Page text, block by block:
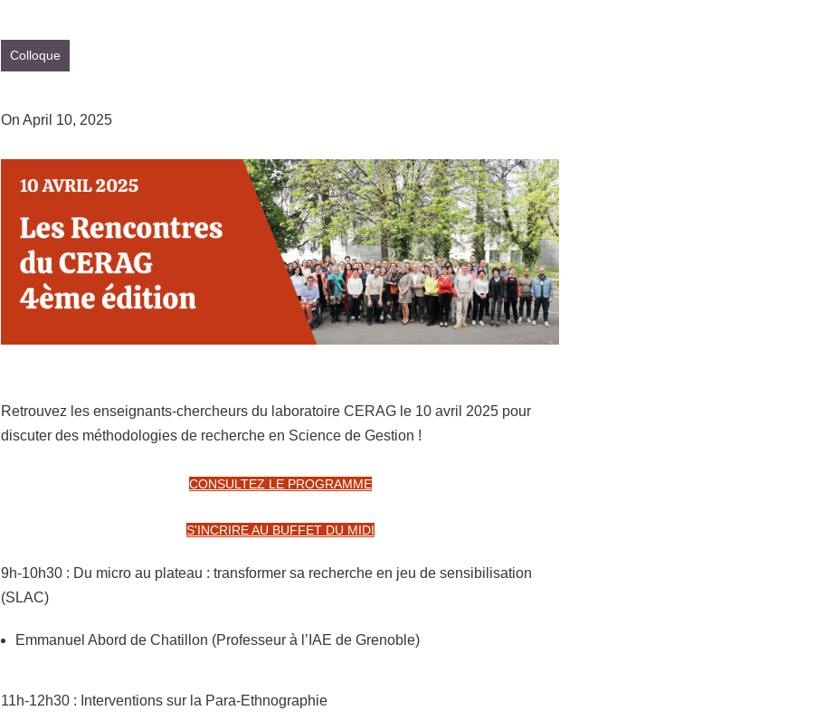
Colloque
On April 10, 2025
Retrouvez les enseignants-chercheurs du laboratoire CERAG le 10 avril 2025 pour
discuter des méthodologies de recherche en Science de Gestion !
CONSULTEZ LE PROGRAMME
S'INCRIRE AU BUFFET DU MIDI
9h-10h30 : Du micro au plateau : transformer sa recherche en jeu de sensibilisation
(SLAC)
Emmanuel Abord de Chatillon (Professeur à l’IAE de Grenoble)
11h-12h30 : Interventions sur la Para-Ethnographie